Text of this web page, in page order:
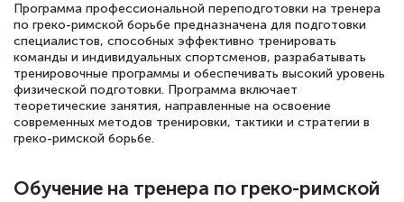
Знаток города 5 уровня
18 марта 2026
Выражаю благодарность за курс
повышения квалификации "Эксперт ЕГЭ по
русскому языку и литературе". Много
подготовиться к тестированию. Это
Программа профессиональной переподготовки на тренера
по греко-римской борьбе предназначена для подготовки
специалистов, способных эффективно тренировать
команды и индивидуальных спортсменов, разрабатывать
тренировочные программы и обеспечивать высокий уровень
физической подготовки. Программа включает
теоретические занятия, направленные на освоение
современных методов тренировки, тактики и стратегии в
греко-римской борьбе.
Обучение на тренера по греко-римской